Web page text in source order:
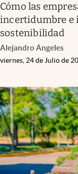
Cómo las
incertidumbre e
sostenibilidad
Alejandro Ángeles
viernes, 24 de Julio de